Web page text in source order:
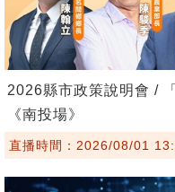
2026縣市政策說明會 /
《南投場》
直播時間：2026/08/01